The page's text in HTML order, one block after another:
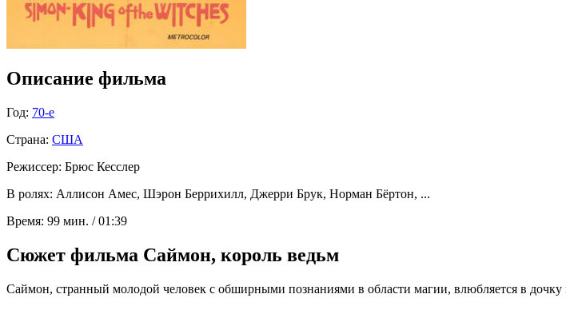
Описание фильма
Год: 70-е
Страна: США
Режиссер: Брюс Кесслер
В ролях: Аллисон Амес, Шэрон Беррихилл, Джерри Брук, Норман Бёртон, ...
Время: 99 мин. / 01:39
Сюжет фильма Саймон, король ведьм
Саймон, странный молодой человек с обширными познаниями в области магии, влюбляется в дочку